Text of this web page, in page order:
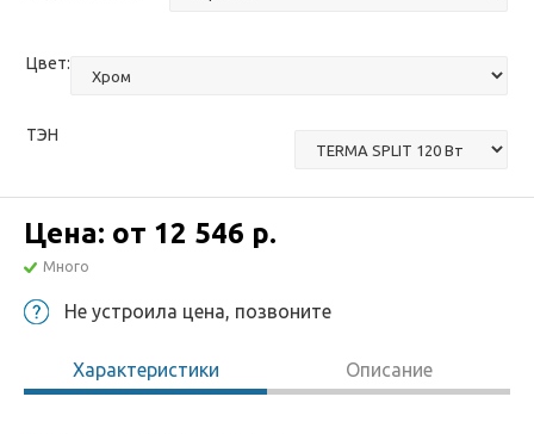
Цвет:
ТЭН
Цена: от 12 546 р.
Много
Не устроила цена, позвоните
Характеристики Описание